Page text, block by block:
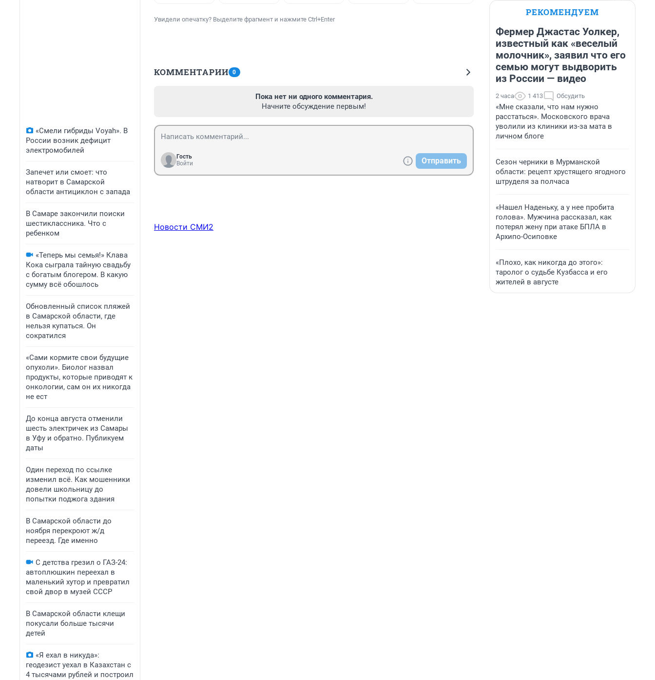
«Смели гибриды Voyah». В
России возник дефицит
электромобилей
Запечет или смоет: что
натворит в Самарской
области антициклон с запада
В Самаре закончили поиски
шестиклассника. Что с
ребенком
«Теперь мы семья!» Клава
Кока сыграла тайную свадьбу
с богатым блогером. В какую
сумму всё обошлось
Обновленный список пляжей
в Самарской области, где
нельзя купаться. Он
сократился
«Сами кормите свои будущие
опухоли». Биолог назвал
продукты, которые приводят к
онкологии, сам он их никогда
не ест
До конца августа отменили
шесть электричек из Самары
в Уфу и обратно. Публикуем
даты
Один переход по ссылке
изменил всё. Как мошенники
довели школьницу до
попытки поджога здания
В Самарской области до
ноября перекроют ж/д
переезд. Где именно
С детства грезил о ГАЗ-24:
автоплюшкин переехал в
маленький хутор и превратил
свой двор в музей СССР
В Самарской области клещи
покусали больше тысячи
детей
«Я ехал в никуда»:
геодезист уехал в Казахстан с
4 тысячами рублей и построил
Увидели опечатку? Выделите фрагмент и нажмите Ctrl+Enter
КОММЕНТАРИИ 0
Пока нет ни одного комментария.
Начните обсуждение первым!
Гость
Войти
Отправить
Новости СМИ2
РЕКОМЕНДУЕМ
Фермер Джастас Уолкер,
известный как «веселый
молочник», заявил что его
семью могут выдворить
из России — видео
2 часа 1 413 Обсудить
«Мне сказали, что нам нужно
расстаться». Московского врача
уволили из клиники из-за мата в
личном блоге
Сезон черники в Мурманской
области: рецепт хрустящего ягодного
штруделя за полчаса
«Нашел Наденьку, а у нее пробита
голова». Мужчина рассказал, как
потерял жену при атаке БПЛА в
Архипо-Осиповке
«Плохо, как никогда до этого»:
таролог о судьбе Кузбасса и его
жителей в августе